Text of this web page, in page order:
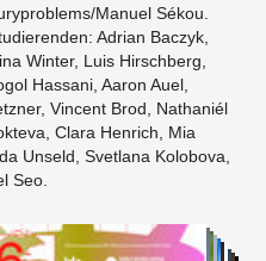
Manuel Sékou.
Adrian Baczyk,
Winter, Luis Hirschberg,
Hassani, Aaron Auel,
Vincent Brod, Nathaniél
Clara Henrich, Mia
Unseld, Svetlana Kolobova,
Seo.